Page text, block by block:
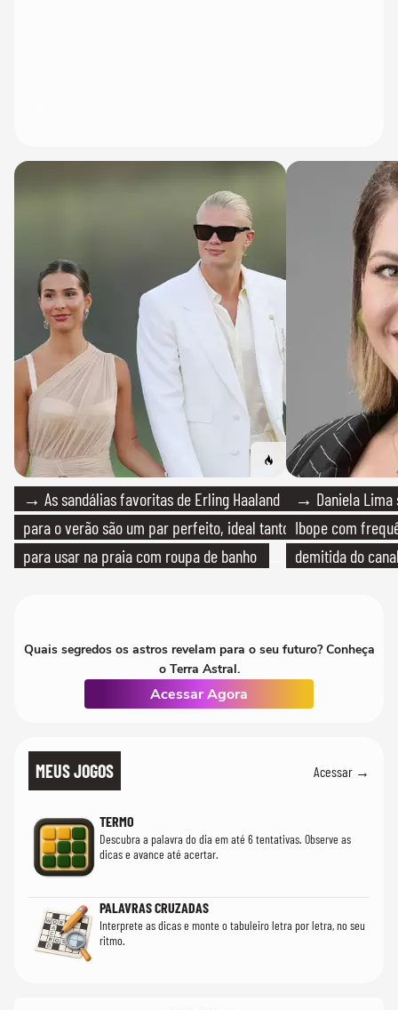
→ As sandálias favoritas de Erling Haaland
para o verão são um par perfeito, ideal tanto
para usar na praia com roupa de banho
→ Daniela Lima
Ibope com
demitida do
Quais segredos os astros revelam para o seu futuro? Conheça
o Terra Astral.
Acessar Agora
MEUS JOGOS Acessar →
TERMO
Descubra a palavra do dia em até 6 tentativas. Observe as
dicas e avance até acertar.
PALAVRAS CRUZADAS
Interprete as dicas e monte o tabuleiro letra por letra, no seu
ritmo.